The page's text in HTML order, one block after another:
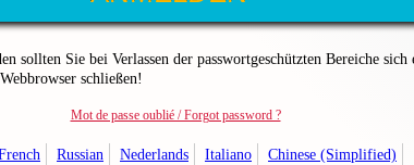
sollten Sie bei Verlassen der passwortgeschützten Bereiche
schließen!
Mot de passe oublié / Forgot password ?
Russian Nederlands Italiano
Chinese (Simplified)